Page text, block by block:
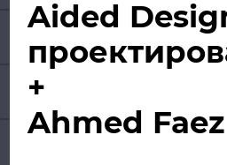
Aided
+
Ahmed